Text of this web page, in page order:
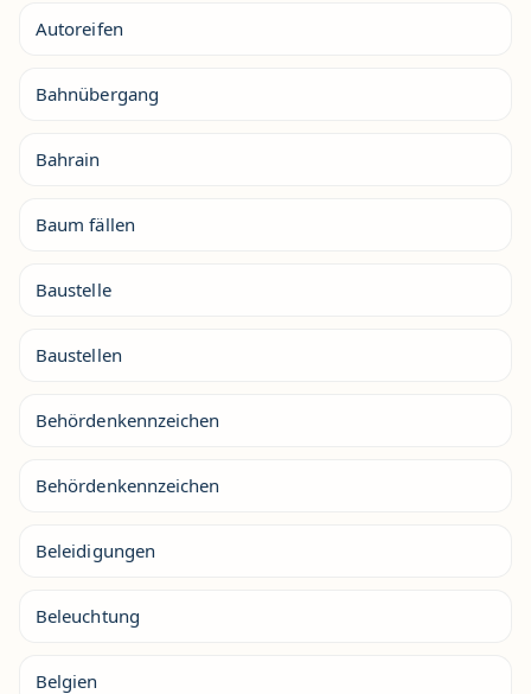
Autoreifen
Bahnübergang
Bahrain
Baum fällen
Baustelle
Baustellen
Behördenkennzeichen
Behördenkennzeichen
Beleidigungen
Beleuchtung
Belgien